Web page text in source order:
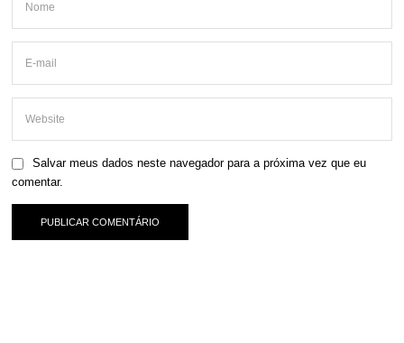
Salvar meus dados neste navegador para a próxima vez que eu
comentar.